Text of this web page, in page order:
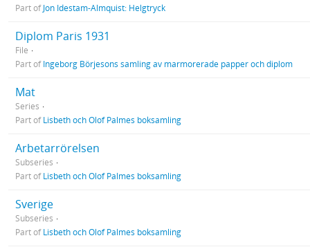
Part ofJon Idestam-Almquist: Helgtryck
Diplom Paris 1931
File
Part ofIngeborg Börjesons samling av marmorerade papper och diplom
Mat
Series
Part ofLisbeth och Olof Palmes boksamling
Arbetarrörelsen
Subseries
Part ofLisbeth och Olof Palmes boksamling
Sverige
Subseries
Part ofLisbeth och Olof Palmes boksamling